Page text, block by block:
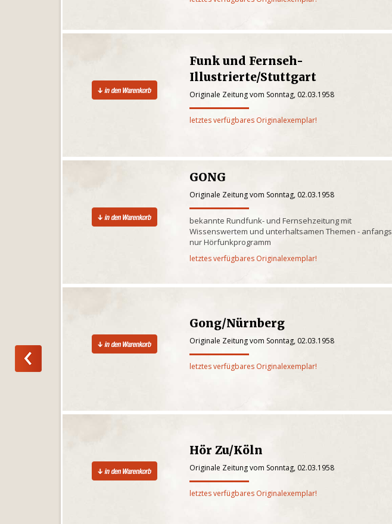
Funk und Fernseh-
Illustrierte/Stuttgart
Originale Zeitung vom Sonntag, 02.03.1958
letztes verfügbares Originalexemplar!
GONG
Originale Zeitung vom Sonntag, 02.03.1958
bekannte Rundfunk- und Fernsehzeitung mit
Wissenswertem und unterhaltsamen Themen - anfangs
nur Hörfunkprogramm
letztes verfügbares Originalexemplar!
Gong/Nürnberg
Originale Zeitung vom Sonntag, 02.03.1958
letztes verfügbares Originalexemplar!
Hör Zu/Köln
Originale Zeitung vom Sonntag, 02.03.1958
letztes verfügbares Originalexemplar!